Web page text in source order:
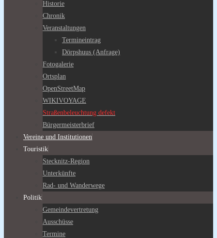
Historie
Chronik
Veranstaltungen
Termineintrag
Dörpshuus (Anfrage)
Fotogalerie
Ortsplan
OpenStreetMap
WIKIVOYAGE
Straßenbeleuchtung defekt
Bürgermeisterbrief
Vereine und Institutionen
Touristik
Stecknitz-Region
Unterkünfte
Rad- und Wanderwege
Politik
Gemeindevertretung
Ausschüsse
Termine